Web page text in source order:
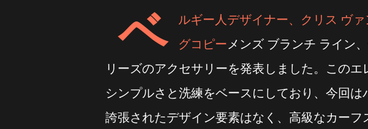
ベ ルギー人デザイナー、クリス ヴ
グコピーメンズ ブランチ ライン
リーズのアクセサリーを発表しました。この
シンプルさと洗練をベースにしており、今回
誇張されたデザイン要素はなく、高級なカー